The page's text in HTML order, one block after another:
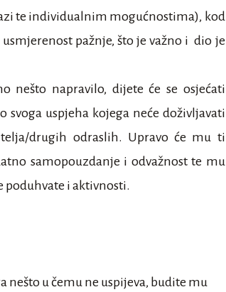
te individualnim mogućnostima), kod
pažnje, što je važno i dio je
nešto napravilo, dijete će se osjećati
uspjeha kojega neće doživljavati
drugih odraslih. Upravo će mu ti
samopouzdanje i odvažnost te mu
poduhvate i aktivnosti.
nešto u čemu ne uspijeva, budite mu